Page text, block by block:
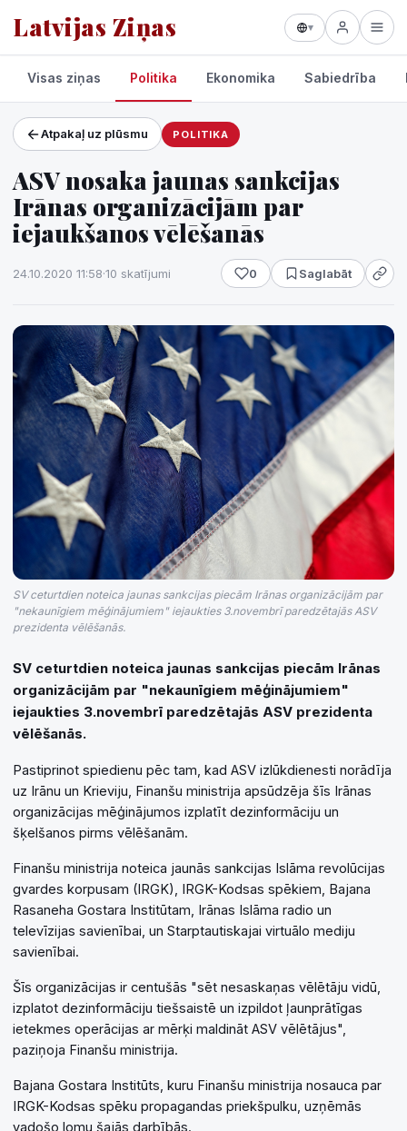
Latvijas Ziņas ▾
Projekti un pakalpojumi
Laikapstākļi
Visas ziņas Politika Ekonomika Sabiedrība
Atpakaļ uz plūsmu POLITIKA
ASV nosaka jaunas sankcijas
Irānas organizācijām par
iejaukšanos vēlēšanās
24.10.2020 11:58·10 skatījumi 0 Saglabāt
SV ceturtdien noteica jaunas sankcijas piecām Irānas organizācijām par
"nekaunīgiem mēģinājumiem" iejaukties 3.novembrī paredzētajās ASV
prezidenta vēlēšanās.
SV ceturtdien noteica jaunas sankcijas piecām Irānas
organizācijām par "nekaunīgiem mēģinājumiem"
iejaukties 3.novembrī paredzētajās ASV prezidenta
vēlēšanās.
Pastiprinot spiedienu pēc tam, kad ASV izlūkdienesti norādīja
uz Irānu un Krieviju, Finanšu ministrija apsūdzēja šīs Irānas
organizācijas mēģinājumos izplatīt dezinformāciju un
šķelšanos pirms vēlēšanām.
Finanšu ministrija noteica jaunās sankcijas Islāma revolūcijas
gvardes korpusam (IRGK), IRGK-Kodsas spēkiem, Bajana
Rasaneha Gostara Institūtam, Irānas Islāma radio un
televīzijas savienībai, un Starptautiskajai virtuālo mediju
savienībai.
Šīs organizācijas ir centušās "sēt nesaskaņas vēlētāju vidū,
izplatot dezinformāciju tiešsaistē un izpildot ļaunprātīgas
ietekmes operācijas ar mērķi maldināt ASV vēlētājus",
paziņoja Finanšu ministrija.
Bajana Gostara Institūts, kuru Finanšu ministrija nosauca par
IRGK-Kodsas spēku propagandas priekšpulku, uzņēmās
vadošo lomu šajās darbībās.